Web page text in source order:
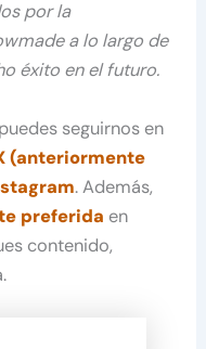
por la
a lo largo de
éxito en el futuro.
seguirnos en
(anteriormente
. Además,
preferida en
contenido,